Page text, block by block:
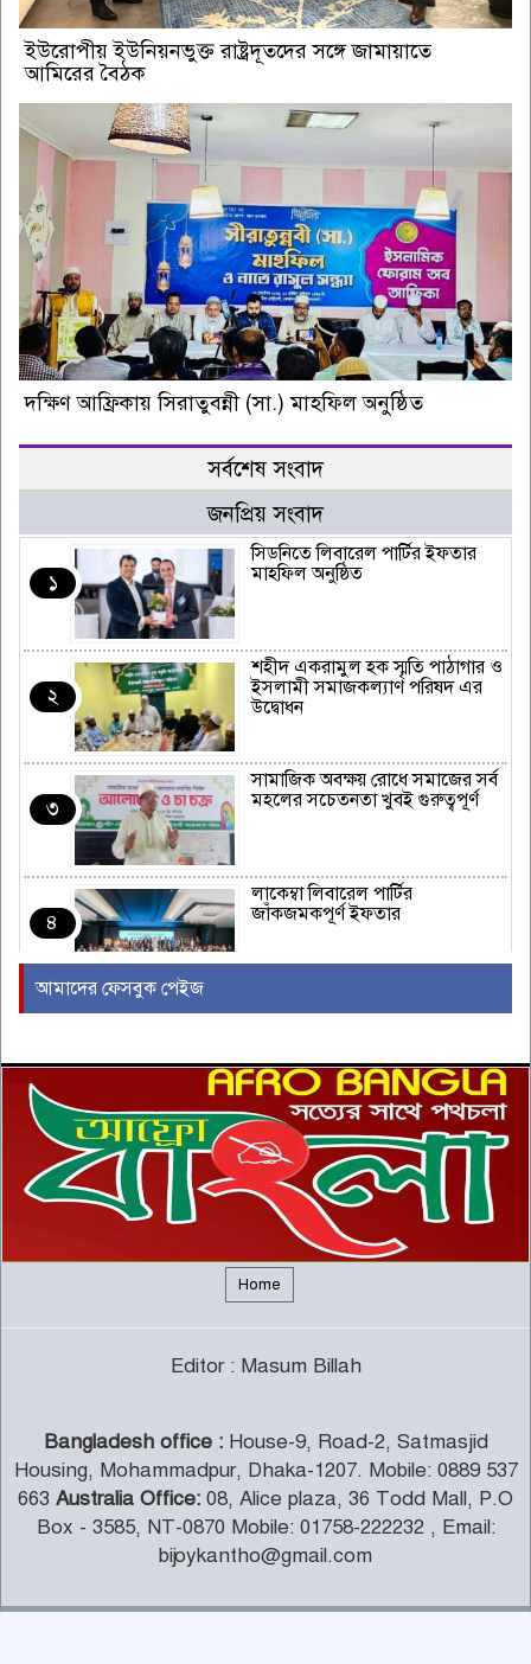
ইউরোপীয় ইউনিয়নভুক্ত রাষ্ট্রদূতদের সঙ্গে জামায়াতে
আমিরের বৈঠক
দক্ষিণ আফ্রিকায় সিরাতুবন্নী (সা.) মাহফিল অনুষ্ঠিত
সর্বশেষ সংবাদ
জনপ্রিয় সংবাদ
১
সিডনিতে লিবারেল পার্টির ইফতার
মাহফিল অনুষ্ঠিত
২
শহীদ একরামুল হক স্মৃতি পাঠাগার ও
ইসলামী সমাজকল্যাণ পরিষদ এর
উদ্বোধন
৩
সামাজিক অবক্ষয় রোধে সমাজের সর্ব
মহলের সচেতনতা খুবই গুরুত্বপূর্ণ
৪
লাকেম্বা লিবারেল পার্টির
জাঁকজমকপূর্ণ ইফতার
৬
ইউরোপীয় ইউনিয়নভুক্ত রাষ্ট্রদূতদের
সঙ্গে জামায়াতে আমিরের বৈঠক
৭
দক্ষিণ আফ্রিকায় সিরাতুবন্নী (সা.)
মাহফিল অনুষ্ঠিত
৯
জামায়াত-শিবির নিষিদ্ধের প্রজ্ঞাপন
প্রত্যাহার
১০
রাতে যেসব ফল খেলে ঘুম ভালো হয়
আমাদের ফেসবুক পেইজ
Home
Editor : Masum Billah
Bangladesh office :House-9, Road-2, Satmasjid
Housing, Mohammadpur, Dhaka-1207. Mobile: 0889 537
663 Australia Office: 08, Alice plaza, 36 Todd Mall, P.O
Box - 3585, NT-0870 Mobile: 01758-222232 , Email:
bijoykantho@gmail.com